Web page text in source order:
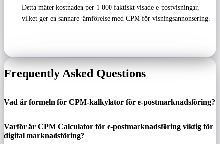
Detta mäter kostnaden per 1 000 faktiskt visade e-postvisningar,
vilket ger en sannare jämförelse med CPM för visningsannonsering.
Frequently Asked Questions
Vad är formeln för CPM-kalkylator för e-postmarknadsföring?
Varför är CPM Calculator för e-postmarknadsföring viktig för
digital marknadsföring?